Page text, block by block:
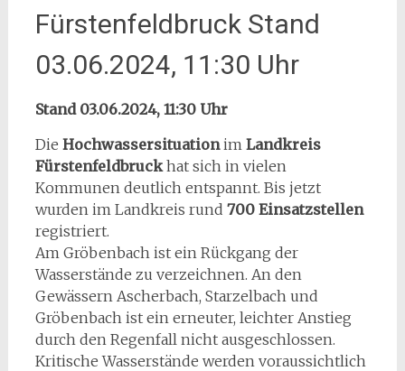
Fürstenfeldbruck Stand
03.06.2024, 11:30 Uhr
Stand 03.06.2024, 11:30 Uhr
Die Hochwassersituationim Landkreis
Fürstenfeldbruckhat sich in vielen
Kommunen deutlich entspannt. Bis jetzt
wurden im Landkreis rund 700 Einsatzstellen
registriert.
Am Gröbenbach ist ein Rückgang der
Wasserstände zu verzeichnen. An den
Gewässern Ascherbach, Starzelbach und
Gröbenbach ist ein erneuter, leichter Anstieg
durch den Regenfall nicht ausgeschlossen.
Kritische Wasserstände werden voraussichtlich